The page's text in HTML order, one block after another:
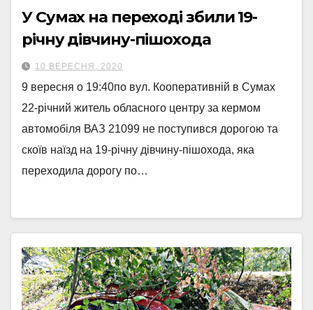
У Сумах на переході збили 19-
річну дівчину-пішохода
10 ВЕРЕСНЯ, 2020
9 вересня о 19:40по вул. Кооперативній в Сумах
22-річний житель обласного центру за кермом
автомобіля ВАЗ 21099 не поступився дорогою та
скоїв наїзд на 19-річну дівчину-пішохода, яка
переходила дорогу по…